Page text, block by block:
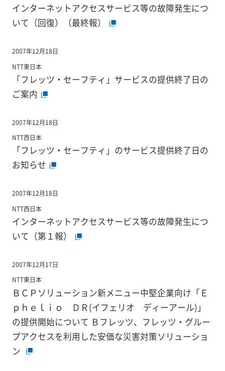
インターネットアクセスサービス等の故障発生につ
いて（回復）（最終報）
2007年12月18日
NTT東日本
「フレッツ・セーフティ」サービスの提供終了日の
ご案内
2007年12月18日
NTT西日本
「フレッツ・セーフティ」のサービス提供終了日の
お知らせ
2007年12月18日
NTT西日本
インターネットアクセスサービス等の故障発生につ
いて（第１報）
2007年12月17日
NTT東日本
ＢＣＰソリューション新メニュー中堅企業向け「Ｅ
ｐｈｅｌｉｏ ＤＲ(イフェリオ ディーアール)」
の提供開始について Ｂフレッツ、フレッツ・グルー
プアクセスを利用した安価な災害対策ソリューショ
ン